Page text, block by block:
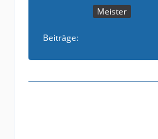
Meister
Beiträge